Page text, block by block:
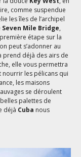
comme suspendue
les îles de l’archipel
Seven Mile Bridge,
étape sur la
peut s’adonner au
prend déjà des airs de
elle vous permettra
les pélicans qui
les maisons
se déroulent
palettes de
déjà Cuba nous